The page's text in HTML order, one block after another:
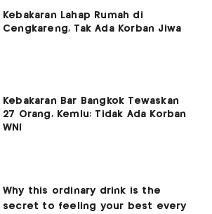
Kebakaran Lahap Rumah di
Cengkareng, Tak Ada Korban Jiwa
Kebakaran Bar Bangkok Tewaskan
27 Orang, Kemlu: Tidak Ada Korban
WNI